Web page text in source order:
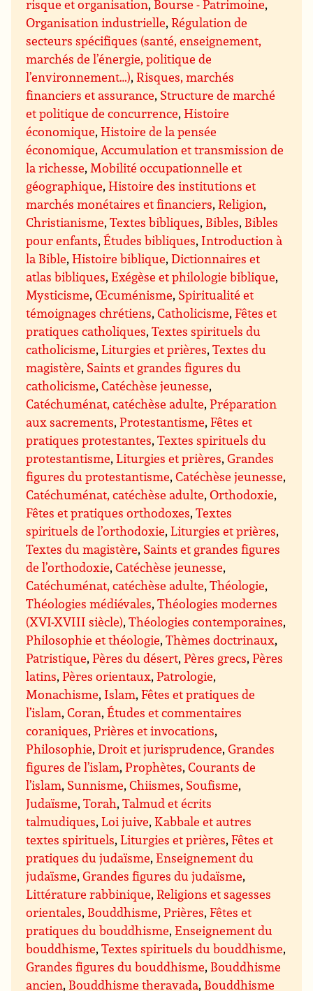
risque et organisation, Bourse - Patrimoine,
Organisation industrielle,Régulation de
secteurs spécifiques (santé, enseignement,
marchés de l’énergie, politique de
l’environnement…),Risques, marchés
financiers et assurance, Structure de marché
et politique de concurrence,Histoire
économique,Histoire de la pensée
économique, Accumulation et transmission de
la richesse, Mobilité occupationnelle et
géographique,Histoire des institutions et
marchés monétaires et financiers,Religion,
Christianisme,Textes bibliques, Bibles, Bibles
pour enfants,Études bibliques, Introduction à
la Bible,Histoire biblique,Dictionnaires et
atlas bibliques,Exégèse et philologie biblique,
Mysticisme,Œcuménisme, Spiritualité et
témoignages chrétiens,Catholicisme,Fêtes et
pratiques catholiques,Textes spirituels du
catholicisme,Liturgies et prières,Textes du
magistère, Saints et grandes figures du
catholicisme,Catéchèse jeunesse,
Catéchuménat, catéchèse adulte,Préparation
aux sacrements,Protestantisme,Fêtes et
pratiques protestantes,Textes spirituels du
protestantisme,Liturgies et prières,Grandes
figures du protestantisme,Catéchèse jeunesse,
Catéchuménat, catéchèse adulte,Orthodoxie,
Fêtes et pratiques orthodoxes,Textes
spirituels de l’orthodoxie,Liturgies et prières,
Textes du magistère, Saints et grandes figures
de l’orthodoxie,Catéchèse jeunesse,
Catéchuménat, catéchèse adulte,Théologie,
Théologies médiévales,Théologies modernes
(XVI-XVIII siècle),Théologies contemporaines,
Philosophie et théologie,Thèmes doctrinaux,
Patristique,Pères du désert,Pères grecs,Pères
latins,Pères orientaux,Patrologie,
Monachisme, Islam,Fêtes et pratiques de
l’islam,Coran,Études et commentaires
coraniques,Prières et invocations,
Philosophie,Droit et jurisprudence,Grandes
figures de l’islam,Prophètes,Courants de
l’islam, Sunnisme,Chiismes, Soufisme,
Judaïsme,Torah,Talmud et écrits
talmudiques,Loi juive,Kabbale et autres
textes spirituels,Liturgies et prières,Fêtes et
pratiques du judaïsme,Enseignement du
judaïsme,Grandes figures du judaïsme,
Littérature rabbinique,Religions et sagesses
orientales, Bouddhisme,Prières,Fêtes et
pratiques du bouddhisme,Enseignement du
bouddhisme,Textes spirituels du bouddhisme,
Grandes figures du bouddhisme, Bouddhisme
ancien, Bouddhisme theravada, Bouddhisme